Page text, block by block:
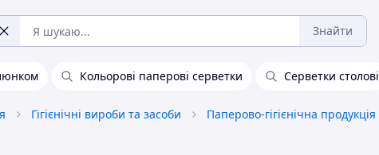
Знайти
Кольорові паперові серветки Серветки столові
Гігієнічні вироби та засоби Паперово-гігієнічна продукція